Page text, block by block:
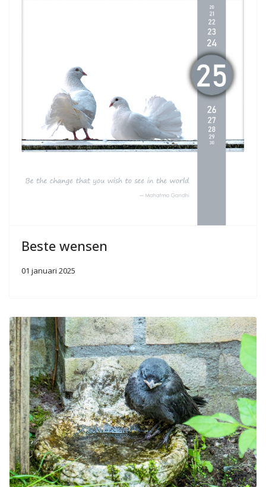
Beste wensen
01 januari 2025